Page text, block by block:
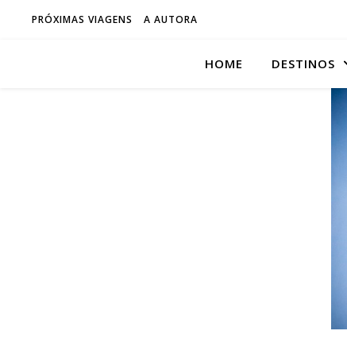
PRÓXIMAS VIAGENS A AUTORA
HOME DESTINOS